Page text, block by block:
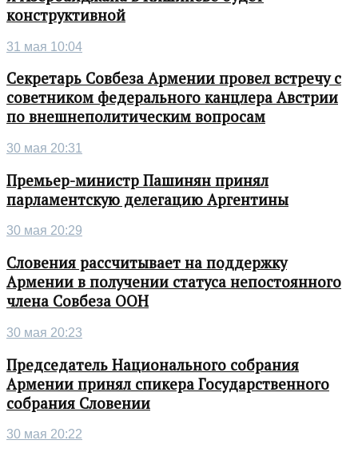
конструктивной
31 мая 10:04
Секретарь Совбеза Армении провел встречу с
советником федерального канцлера Австрии
по внешнеполитическим вопросам
30 мая 20:31
Премьер-министр Пашинян принял
парламентскую делегацию Аргентины
30 мая 20:29
Словения рассчитывает на поддержку
Армении в получении статуса непостоянного
члена Совбеза ООН
30 мая 20:23
Председатель Национального собрания
Армении принял спикера Государственного
собрания Словении
30 мая 20:22